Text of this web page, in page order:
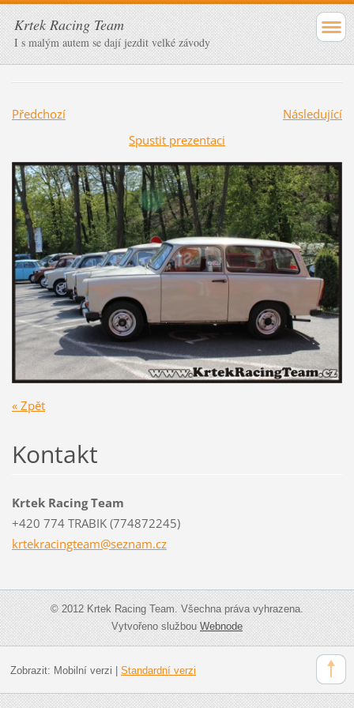
Krtek Racing Team
I s malým autem se dají jezdit velké závody
Předchozí
Následující
Spustit prezentaci
« Zpět
Kontakt
Krtek Racing Team
+420 774 TRABIK (774872245)
krtekracingteam@seznam.cz
© 2012 Krtek Racing Team. Všechna práva vyhrazena.
Vytvořeno službouWebnode
Zobrazit: Mobilní verzi | Standardní verzi